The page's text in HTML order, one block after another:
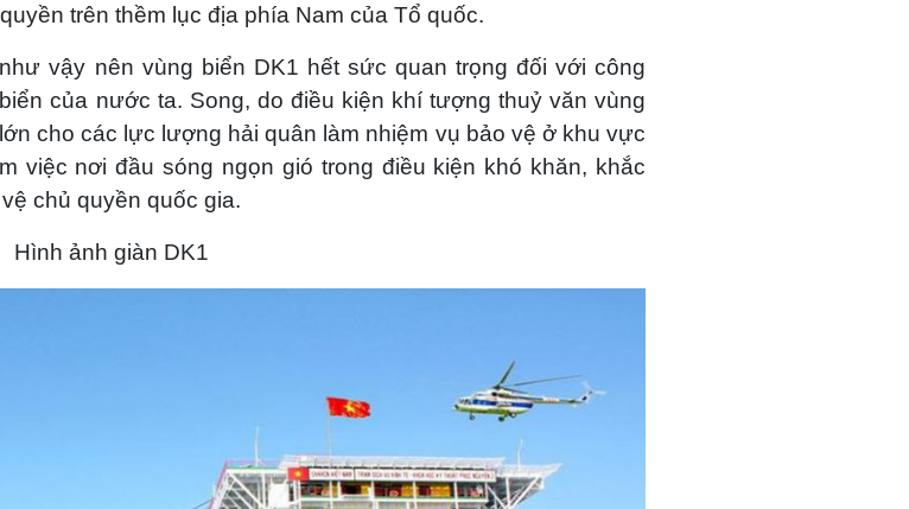
trên thềm lục địa phía Nam của Tổ quốc.
vậy nên vùng biển DK1 hết sức quan trọng đối với công
của nước ta. Song, do điều kiện khí tượng thuỷ văn vùng
cho các lực lượng hải quân làm nhiệm vụ bảo vệ ở khu vực
việc nơi đầu sóng ngọn gió trong điều kiện khó khăn, khắc
chủ quyền quốc gia.
Hình ảnh giàn DK1